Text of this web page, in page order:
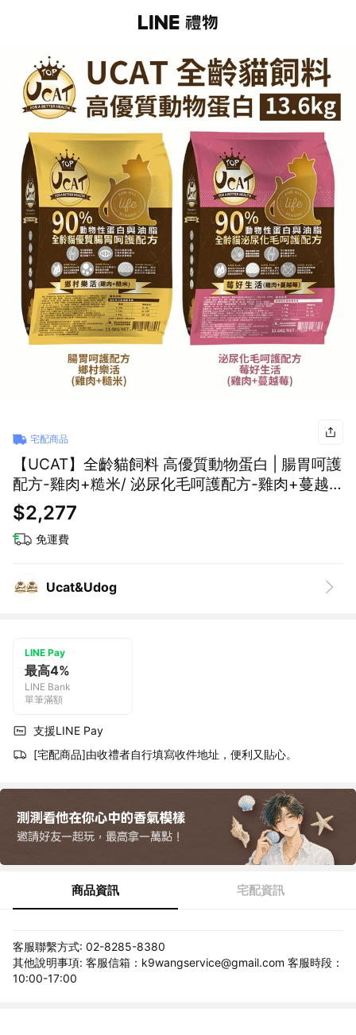
宅配商品
【UCAT】全齡貓飼料 高優質動物蛋白 | 腸胃呵護
配方-雞肉+糙米/ 泌尿化毛呵護配方-雞肉+蔓越
莓( 13.6kg/包)
$2,277
免運費
Ucat&Udog
LINE Pay
最高4%
LINE Bank
單筆滿額
支援LINE Pay
[宅配商品]由收禮者自行填寫收件地址，便利又貼心。
商品資訊 宅配資訊
客服聯繫方式: 02-8285-8380
其他說明事項: 客服信箱：k9wangservice@gmail.com 客服時段：
10:00-17:00